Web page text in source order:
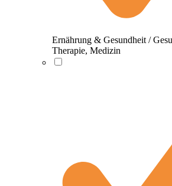
Ernährung & Gesundheit /
Therapie, Medizin